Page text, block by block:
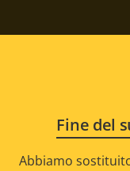
Fine del
Abbiamo